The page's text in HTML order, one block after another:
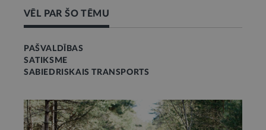
VĒL PAR ŠO TĒMU
PAŠVALDĪBAS
SATIKSME
SABIEDRISKAIS TRANSPORTS